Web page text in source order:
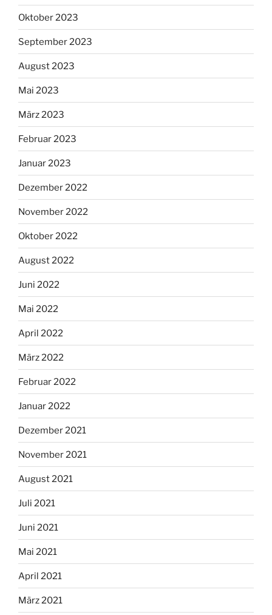
Oktober 2023
September 2023
August 2023
Mai 2023
März 2023
Februar 2023
Januar 2023
Dezember 2022
November 2022
Oktober 2022
August 2022
Juni 2022
Mai 2022
April 2022
März 2022
Februar 2022
Januar 2022
Dezember 2021
November 2021
August 2021
Juli 2021
Juni 2021
Mai 2021
April 2021
März 2021